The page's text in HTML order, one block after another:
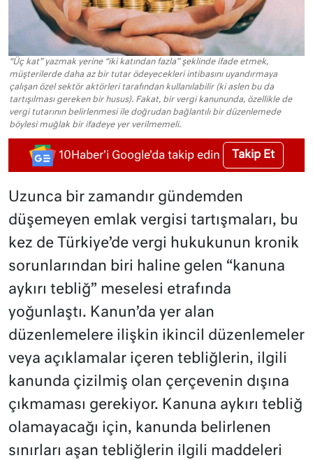
“Üç kat” yazmak yerine “iki katından fazla” şeklinde ifade etmek,
müşterilerde daha az bir tutar ödeyecekleri intibasını uyandırmaya
çalışan özel sektör aktörleri tarafından kullanılabilir (ki aslen bu da
tartışılması gereken bir husus). Fakat, bir vergi kanununda, özellikle de
vergi tutarının belirlenmesi ile doğrudan bağlantılı bir düzenlemede
böylesi muğlak bir ifadeye yer verilmemeli.
10Haber'i Google'da takip edin Takip Et
Uzunca bir zamandır gündemden
düşemeyen emlak vergisi tartışmaları, bu
kez de Türkiye’de vergi hukukunun kronik
sorunlarından biri haline gelen “kanuna
aykırı tebliğ” meselesi etrafında
yoğunlaştı. Kanun’da yer alan
düzenlemelere ilişkin ikincil düzenlemeler
veya açıklamalar içeren tebliğlerin, ilgili
kanunda çizilmiş olan çerçevenin dışına
çıkmaması gerekiyor. Kanuna aykırı tebliğ
olamayacağı için, kanunda belirlenen
sınırları aşan tebliğlerin ilgili maddeleri